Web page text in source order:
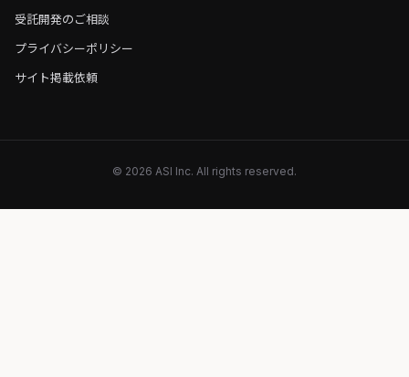
受託開発のご相談
プライバシーポリシー
サイト掲載依頼
© 2026 ASI Inc. All rights reserved.